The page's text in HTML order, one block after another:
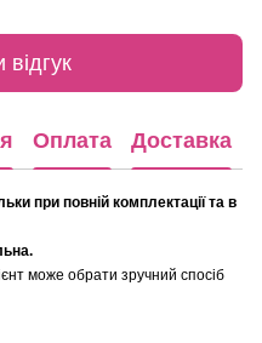
Оплата Доставка
при повній комплектації та в
може обрати зручний спосіб